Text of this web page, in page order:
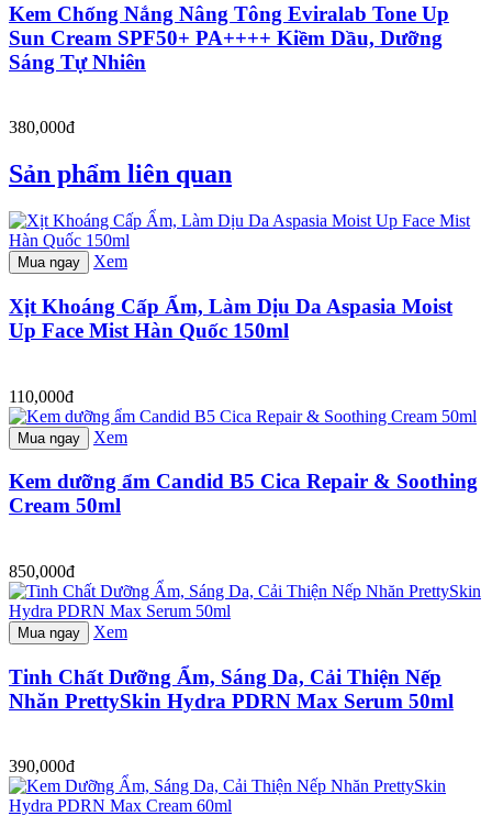
Kem Chống Nắng Nâng Tông Eviralab Tone Up
Sun Cream SPF50+ PA++++ Kiềm Dầu, Dưỡng
Sáng Tự Nhiên
380,000đ
Sản phẩm liên quan
Mua ngay Xem
Xịt Khoáng Cấp Ẩm, Làm Dịu Da Aspasia Moist
Up Face Mist Hàn Quốc 150ml
110,000đ
Mua ngay Xem
Kem dưỡng ẩm Candid B5 Cica Repair & Soothing
Cream 50ml
850,000đ
Mua ngay Xem
Tinh Chất Dưỡng Ẩm, Sáng Da, Cải Thiện Nếp
Nhăn PrettySkin Hydra PDRN Max Serum 50ml
390,000đ